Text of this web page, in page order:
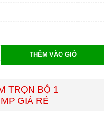
THÊM VÀO GIỎ
TRỌN BỘ 1
GIÁ RẺ